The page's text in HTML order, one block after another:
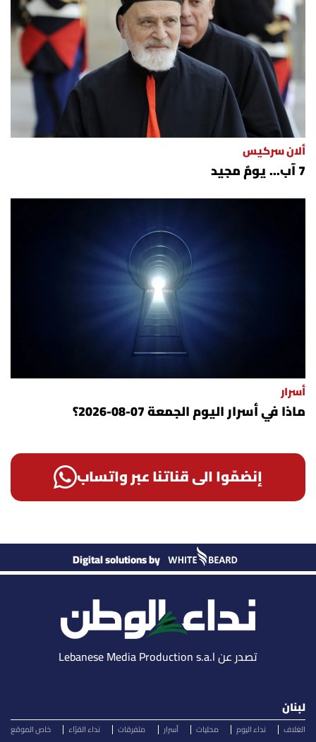
ألان سركيس
7 آب... يومٌ مجيد
أسرار
ماذا في أسرار اليوم الجمعة 07-08-2026؟
إنضمّوا الى قناتنا عبر واتساب
Digital solutions by
تصدر عن Lebanese Media Production s.a.l
لبنان
الغلاف نداء اليوم محليات أسرار متفرقات نداء القرّاء خاص الموقع